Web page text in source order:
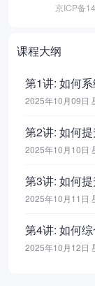
京ICP备
课程大纲
第1讲: 如何
2025年10月09日
第2讲: 如何
2025年10月10日
第3讲: 如何
2025年10月11日
第4讲: 如何
2025年10月12日